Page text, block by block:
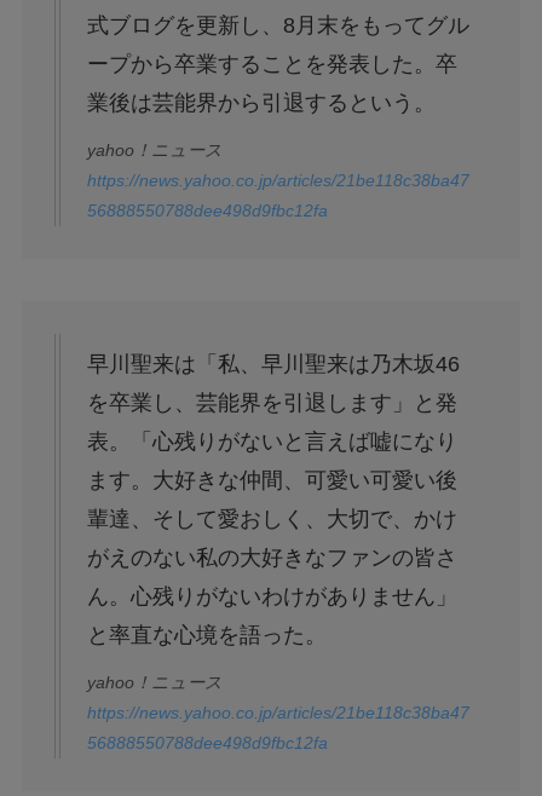
式ブログを更新し、8月末をもってグル
ープから卒業することを発表した。卒
業後は芸能界から引退するという。
yahoo！ニュース
https://news.yahoo.co.jp/articles/21be118c38ba47
56888550788dee498d9fbc12fa
早川聖来は「私、早川聖来は乃木坂46
を卒業し、芸能界を引退します」と発
表。「心残りがないと言えば嘘になり
ます。大好きな仲間、可愛い可愛い後
輩達、そして愛おしく、大切で、かけ
がえのない私の大好きなファンの皆さ
ん。心残りがないわけがありません」
と率直な心境を語った。
yahoo！ニュース
https://news.yahoo.co.jp/articles/21be118c38ba47
56888550788dee498d9fbc12fa